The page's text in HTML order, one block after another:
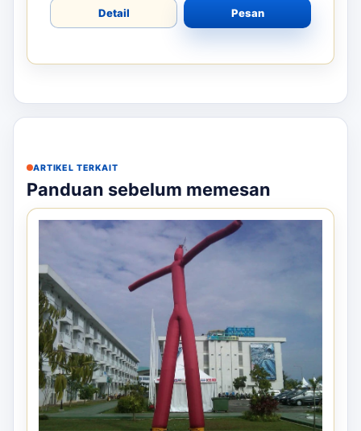
Detail Pesan
ARTIKEL TERKAIT
Panduan sebelum memesan